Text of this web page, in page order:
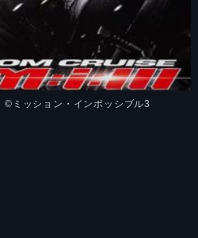
©ミッション・インポッシブル3